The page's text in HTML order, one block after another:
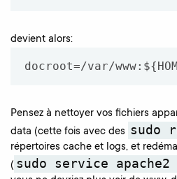
devient alors:
docroot=/var/
Pensez à nettoyer vos fichiers
data (cette fois avec des sudo
répertoires cache et logs, et
( sudo service